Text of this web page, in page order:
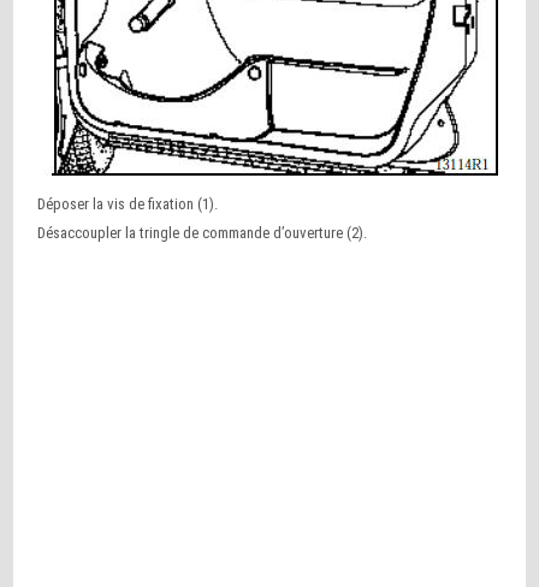
Déposer la vis de fixation (1).
Désaccoupler la tringle de commande d’ouverture (2).